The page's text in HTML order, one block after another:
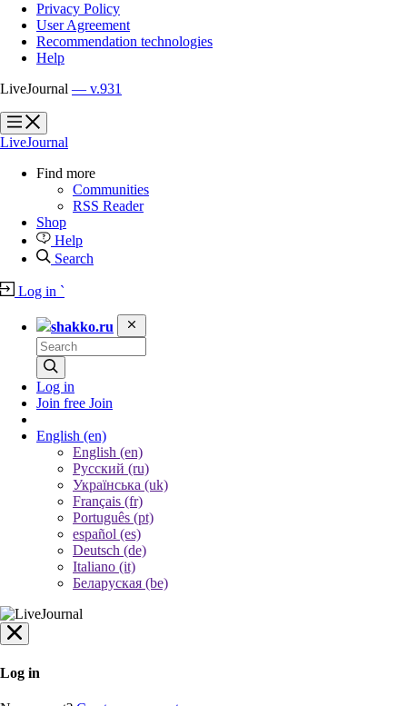
Privacy Policy
User Agreement
Recommendation technologies
Help
LiveJournal — v.931
?
?
LiveJournal
Find more
Communities
RSS Reader
Shop
Help
Search
Log in `
shakko.ru
Log in
Join free Join
English (en)
English (en)
Русский (ru)
Українська (uk)
Français (fr)
Português (pt)
español (es)
Deutsch (de)
Italiano (it)
Беларуская (be)
Log in